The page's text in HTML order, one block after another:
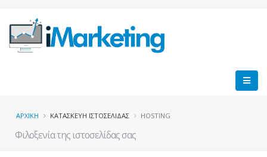
ΑΡΧΙΚΗ ΚΑΤΑΣΚΕΥΗ ΙΣΤΟΣΕΛΙΔΑΣ HOSTING
Φιλοξενία της ιστοσελίδας σας